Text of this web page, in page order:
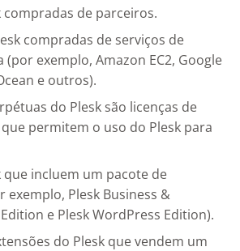
compradas de parceiros.
compradas de serviços de
(por exemplo, Amazon EC2, Google
e outros).
do Plesk são licenças de
permitem o uso do Plesk para
que incluem um pacote de
exemplo, Plesk Business &
e Plesk WordPress Edition).
do Plesk que vendem um